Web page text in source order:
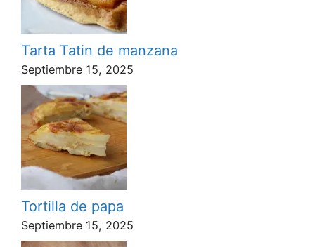
Tarta Tatin de manzana
Septiembre 15, 2025
Tortilla de papa
Septiembre 15, 2025